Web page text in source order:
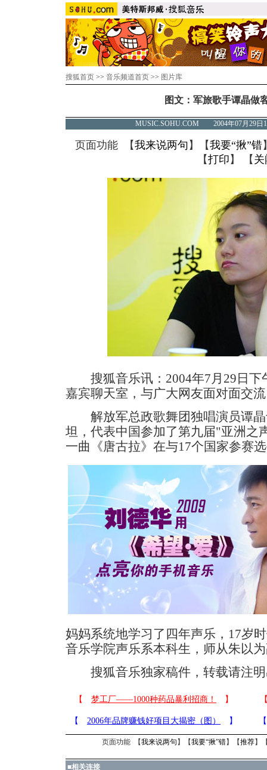
搜狐首页 >> 音乐频道首页 >> 图片库
图文：军旅歌手谭晶做
MUSIC.SOHU.COM 2004年07月29
页面功能 【我来说两句 】【我要“揪”错
【打印 】 【 关
搜狐音乐讯：2004年7月29日下
嘉宾聊天室，与广大网友面对面交
解放军总政歌舞团独唱演员谭晶
坦，代表中国参加了第九届"亚洲之
一曲《唐古拉》在与17个国家参赛
妈妈系统地学习了四年声乐，17岁
音乐学院声乐系本科生，师从朱以
搜狐音乐独家稿件，转载请注明
页面功能 【我来说两句 】【我要“揪”错】【推荐】
■相关连接